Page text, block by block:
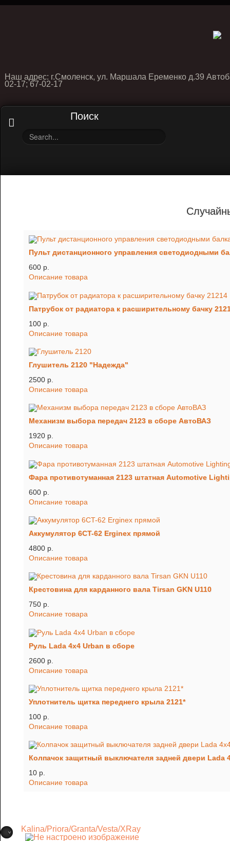
Наш адрес: г.Смоленск, ул. Маршала Еременко д.39
02-17; 67-02-17
Поиск
Пульт дистанционного управления светодиодными
600 p.
Описание товара
Патрубок от радиатора к расширительному бачку
100 p.
Описание товара
Глушитель 2120 "Надежда"
2500 p.
Описание товара
Механизм выбора передач 2123 в сборе АвтоВАЗ
1920 p.
Описание товара
Фара противотуманная 2123 штатная Automotive
600 p.
Описание товара
Аккумулятор 6CT-62 Erginex прямой
4800 p.
Описание товара
Крестовина для карданного вала Tirsan GKN U110
750 p.
Описание товара
Руль Lada 4x4 Urban в сборе
2600 p.
Описание товара
Уплотнитель щитка переднего крыла 2121*
100 p.
Описание товара
Колпачок защитный выключателя задней двери Lada
10 p.
Описание товара
Kalina/Priora/Granta/Vesta/XRay